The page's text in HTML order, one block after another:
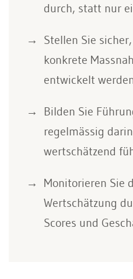
durch, statt nur
Stellen Sie
konkrete
entwickelt
Bilden Sie
regelmässig
wertschätzend
Monitorieren Sie
Wertschätzung
Scores und